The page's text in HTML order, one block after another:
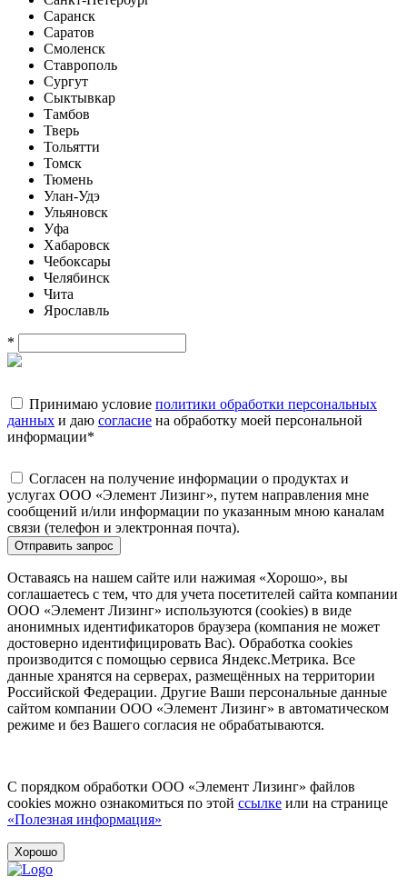
Саранск
Саратов
Смоленск
Ставрополь
Сургут
Сыктывкар
Тамбов
Тверь
Тольятти
Томск
Тюмень
Улан-Удэ
Ульяновск
Уфа
Хабаровск
Чебоксары
Челябинск
Чита
Ярославль
*
Принимаю условие политики обработки персональных
данных и даю согласие на обработку моей персональной
информации*
Согласен на получение информации о продуктах и
услугах ООО «Элемент Лизинг», путем направления мне
сообщений и/или информации по указанным мною каналам
связи (телефон и электронная почта).
Отправить запрос
Оставаясь на нашем сайте или нажимая «Хорошо», вы
соглашаетесь с тем, что для учета посетителей сайта компании
ООО «Элемент Лизинг» используются (cookies) в виде
анонимных идентификаторов браузера (компания не может
достоверно идентифицировать Вас). Обработка cookies
производится с помощью сервиса Яндекс.Метрика. Все
данные хранятся на серверах, размещённых на территории
Российской Федерации. Другие Ваши персональные данные
сайтом компании ООО «Элемент Лизинг» в автоматическом
режиме и без Вашего согласия не обрабатываются.
С порядком обработки ООО «Элемент Лизинг» файлов
cookies можно ознакомиться по этой ссылке или на странице
«Полезная информация»
Хорошо